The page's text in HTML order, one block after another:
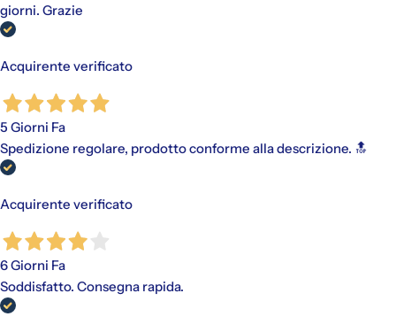
giorni. Grazie
Acquirente verificato
5 Giorni Fa
Spedizione regolare, prodotto conforme alla descrizione. 🔝
Acquirente verificato
6 Giorni Fa
Soddisfatto. Consegna rapida.